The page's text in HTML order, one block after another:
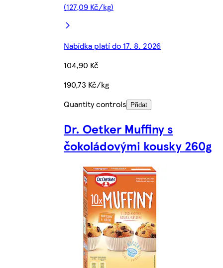
(127,09 Kč/kg)
Nabídka platí do 17. 8. 2026
104,90 Kč
190,73 Kč/kg
Quantity controls
Přidat
Dr. Oetker Muffiny s
čokoládovými kousky 260g